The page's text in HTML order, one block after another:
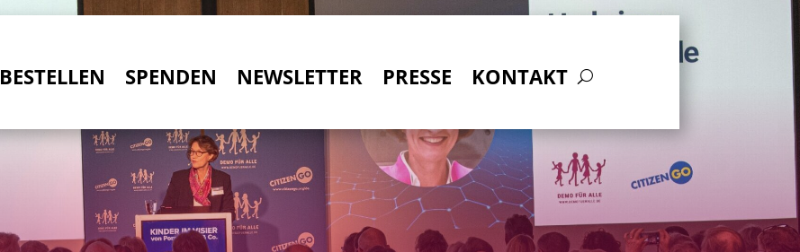
BESTELLEN SPENDEN NEWSLETTER PRESSE KONTAKT